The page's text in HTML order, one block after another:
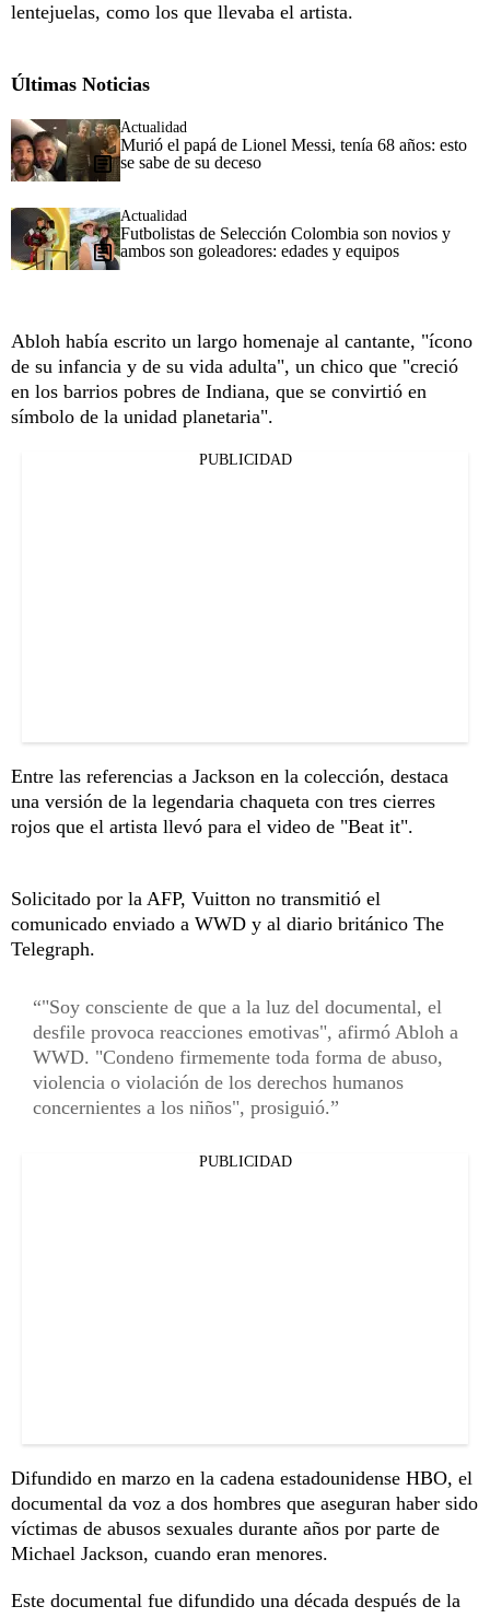
lentejuelas, como los que llevaba el artista.
Últimas Noticias
Actualidad
Murió el papá de Lionel Messi, tenía 68 años: esto
se sabe de su deceso
Actualidad
Futbolistas de Selección Colombia son novios y
ambos son goleadores: edades y equipos
Abloh había escrito un largo homenaje al cantante, "ícono
de su infancia y de su vida adulta", un chico que "creció
en los barrios pobres de Indiana, que se convirtió en
símbolo de la unidad planetaria".
PUBLICIDAD
Entre las referencias a Jackson en la colección, destaca
una versión de la legendaria chaqueta con tres cierres
rojos que el artista llevó para el video de "Beat it".
Solicitado por la AFP, Vuitton no transmitió el
comunicado enviado a WWD y al diario británico The
Telegraph.
"Soy consciente de que a la luz del documental, el
desfile provoca reacciones emotivas", afirmó Abloh a
WWD. "Condeno firmemente toda forma de abuso,
violencia o violación de los derechos humanos
concernientes a los niños", prosiguió.
PUBLICIDAD
Difundido en marzo en la cadena estadounidense HBO, el
documental da voz a dos hombres que aseguran haber sido
víctimas de abusos sexuales durante años por parte de
Michael Jackson, cuando eran menores.
Este documental fue difundido una década después de la